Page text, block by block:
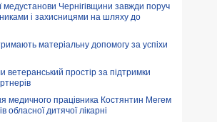
медустанови Чернігівщини завжди поруч
і захисницями на шляху до
матеріальну допомогу за успіхи
ветеранський простір за підтримки
медичного працівника Костянтин Мегем
обласної дитячої лікарні